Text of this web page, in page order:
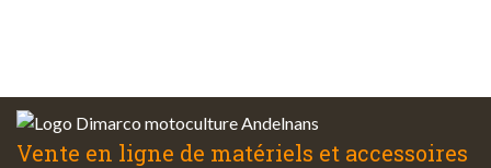
Vente en ligne de matériels et accessoires